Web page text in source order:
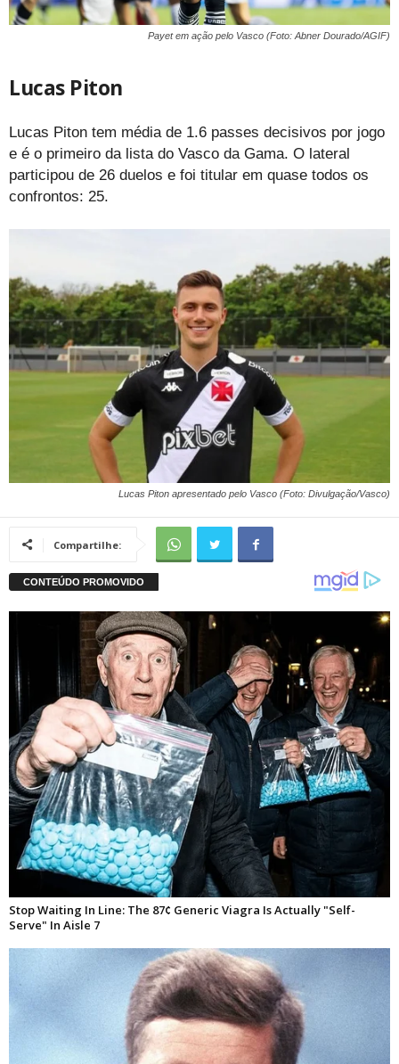
Payet em ação pelo Vasco (Foto: Abner Dourado/AGIF)
Lucas Piton
Lucas Piton tem média de 1.6 passes decisivos por jogo
e é o primeiro da lista do Vasco da Gama. O lateral
participou de 26 duelos e foi titular em quase todos os
confrontos: 25.
Lucas Piton apresentado pelo Vasco (Foto: Divulgação/Vasco)
Compartilhe: